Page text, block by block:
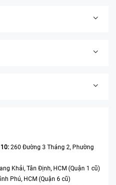
10: 260 Đường 3 Tháng 2, Phường
Khải, Tân Định, HCM (Quận 1 cũ)
Phú, HCM (Quận 6 cũ)